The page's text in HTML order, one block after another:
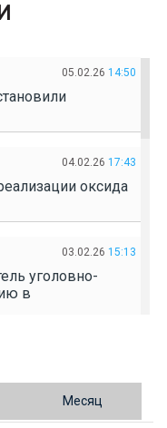
05.02.26 14:50
04.02.26 17:43
оксида
03.02.26 15:13
уголовно-
в
выращивание
Месяц